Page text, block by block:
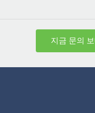
지금 문의 보